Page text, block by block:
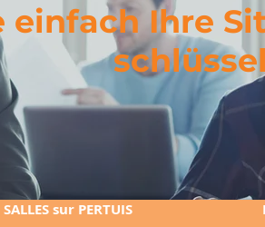
einfach Ihre
SALLES sur PERTUIS